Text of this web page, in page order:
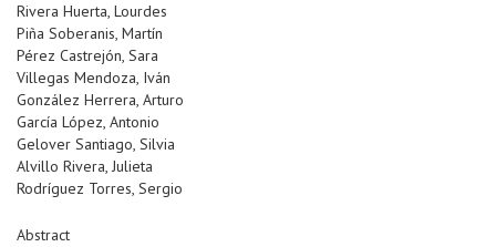
Rivera Huerta, Lourdes
Piña Soberanis, Martín
Pérez Castrejón, Sara
Villegas Mendoza, Iván
González Herrera, Arturo
García López, Antonio
Gelover Santiago, Silvia
Alvillo Rivera, Julieta
Rodríguez Torres, Sergio
Abstract